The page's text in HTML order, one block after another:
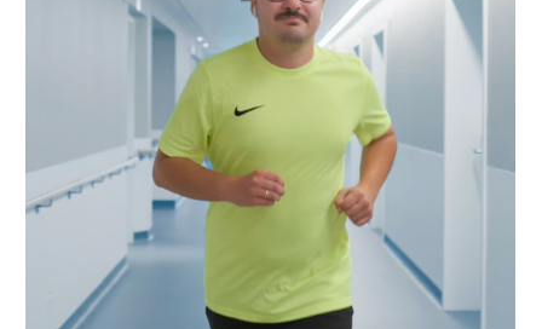
„Ich starte gern mit einer
Joggingrunde in den Tag – da passt der
Spätdienst perfekt. Dank Flexteam
kann ich meine Schichten so legen,
dass Sport und Job gut
zusammengehen.“